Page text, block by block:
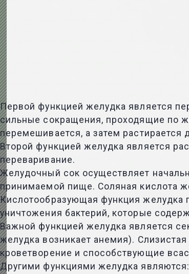
Первой функцией желудка является
сильные сокращения, проходящие по
перемешивается, а затем растирается
Второй функцией желудка является
переваривание.
Желудочный сок осуществляет
принимаемой пище. Соляная кислота
Кислотообразующая функция желудка
уничтожения бактерий, которые
Важной функцией желудка является
желудка возникает анемия).
кроветворение и способствующие
Другими функциями желудка являются: